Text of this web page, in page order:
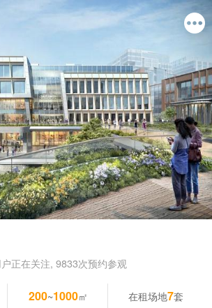
正在关注, 9833次预约参观
200~1000㎡ 在租场地7套